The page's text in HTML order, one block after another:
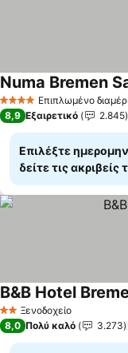
4 ΑστέριαΕπιπλωμένο
Numa Bremen
8,9 Εξαιρετικό 2.845
Επιλέξτε
δείτε τις ακριβείς
2 ΑστέριαΞενοδοχείο
B&B Hotel
8,0 Πολύ καλό 3.273